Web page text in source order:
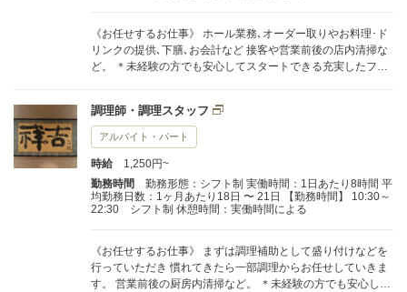
《お任せするお仕事》 ホール業務､オーダー取りやお料理･ド
リンクの提供､下膳､お会計など 接客や営業前後の店内清掃な
ど。 ＊未経験の方でも安心してスタートできる充実したフォ
界・ホール業務初心者の方やブランクがある方もご応募歓迎
調理師・調理スタッフ
アルバイト・パート
時給
1,250円~
勤務時間
勤務形態：シフト制 実働時間：1日あたり8時間 平
均勤務日数：1ヶ月あたり18日 〜 21日 【勤務時間】 10:30～
22:30 シフト制 休憩時間：実働時間による
《お任せするお仕事》 まずは調理補助として盛り付けなどを
行っていただき 慣れてきたら一部調理からお任せしていきま
す。 営業前後の厨房内清掃など。 ＊未経験の方でも安心して